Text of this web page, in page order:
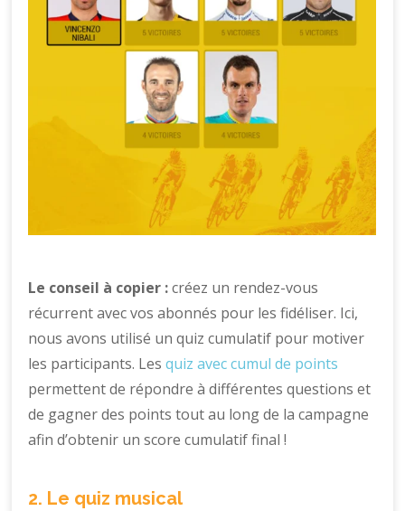
Le conseil à copier :créez un rendez-vous
récurrent avec vos abonnés pour les fidéliser. Ici,
nous avons utilisé un quiz cumulatif pour motiver
les participants. Lesquiz avec cumul de points
permettent de répondre à différentes questions et
de gagner des points tout au long de la campagne
afin d’obtenir un score cumulatif final !
2. Le quiz musical